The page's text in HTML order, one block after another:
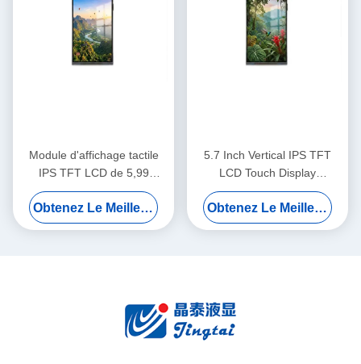
Module d'affichage tactile
IPS TFT LCD de 5,99
pouces 720x1440 MIPI pour
les systèmes de contrôle
d'accès
Obtenez Le Meilleur Prix
5.7 Inch Vertical IPS TFT
LCD Touch Display
720x1440 MIPI Pour les
systèmes de sécuritéObtenez Le Meilleur Prix